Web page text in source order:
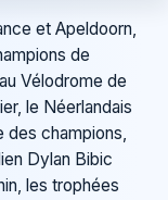
et Apeldoorn,
de
Vélodrome de
le Néerlandais
des champions,
Dylan Bibic
les trophées